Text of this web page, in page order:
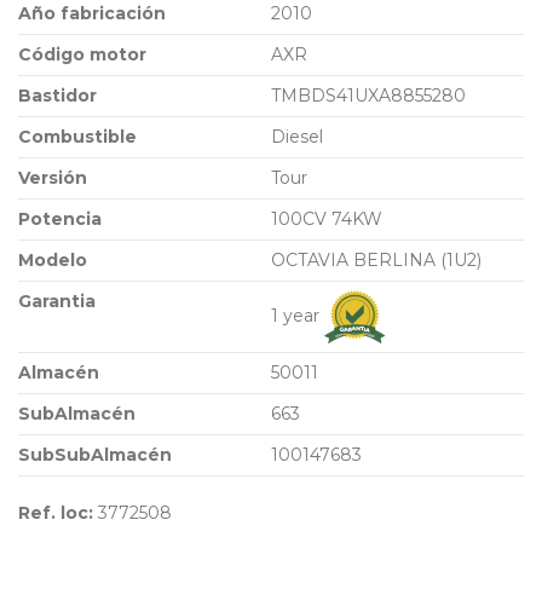
Año fabricación
2010
Código motor
AXR
Bastidor
TMBDS41UXA8855280
Combustible
Diesel
Versión
Tour
Potencia
100CV 74KW
Modelo
OCTAVIA BERLINA (1U2)
Garantia
1 year
Almacén
50011
SubAlmacén
663
SubSubAlmacén
100147683
Ref. loc: 3772508